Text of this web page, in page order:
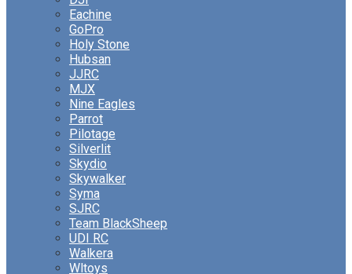
Eachine
GoPro
Holy Stone
Hubsan
JJRC
MJX
Nine Eagles
Parrot
Pilotage
Silverlit
Skydio
Skywalker
Syma
SJRC
Team BlackSheep
UDI RC
Walkera
Wltoys